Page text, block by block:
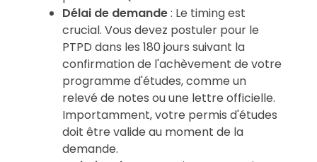
Délai de demande: Le timing est
crucial. Vous devez postuler pour le
PTPD dans les 180 jours suivant la
confirmation de l'achèvement de votre
programme d'études, comme un
relevé de notes ou une lettre officielle.
Importamment, votre permis d'études
doit être valide au moment de la
demande.